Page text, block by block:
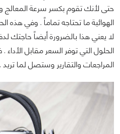
حتى لأنك تقوم بكسر سرعة المعالج
الهوائية ما تحتاجه تماماً . وفي هذه
لا يعني هذا بالضرورة أيضاً حاجتك
الحلول التي توفر السعر مقابل
المراجعات والتقارير وستصل لما تريد .